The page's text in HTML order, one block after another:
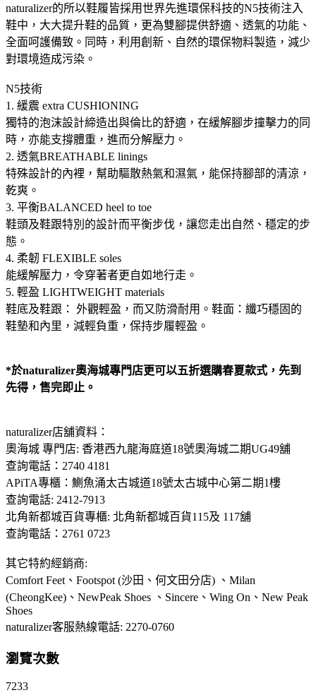
naturalizer的所以鞋履皆採用世界先進環保科技的N5技術注入
鞋中，大大提升鞋的品質，更為雙腳提供舒適、透氣的功能、
全面呵護備致。同時，利用創新、自然的環保物料製造，減少
對環境造成污染。
N5技術
1. 緩震 extra CUSHIONING
獨特的泡沫設計締造出與倫比的舒適，在緩解腳步撞擊力的同
時，亦能支撐體重，進而分解壓力。
2. 透氣BREATHABLE linings
特殊設計的內裡，幫助驅散熱氣和濕氣，能保持腳部的清涼，
乾爽。
3. 平衡BALANCED heel to toe
鞋頭及鞋跟特別的設計而平衡步伐，讓您走出自然、穩定的步
態。
4. 柔韌 FLEXIBLE soles
能緩解壓力，令穿著者更自如地行走。
5. 輕盈 LIGHTWEIGHT materials
鞋底及鞋跟： 外觀輕盈，而又防滑耐用。鞋面：纖巧穩固的
鞋墊和內里，減輕負重，保持步履輕盈。
*於naturalizer奧海城專門店更可以五折選購春夏款式，先到
先得，售完即止。
naturalizer店舖資料：
奧海城 專門店: 香港西九龍海庭道18號奧海城二期UG49舖
查詢電話：2740 4181
APiTA專櫃：鰂魚涌太古城道18號太古城中心第二期1樓
查詢電話: 2412-7913
北角新都城百貨專櫃: 北角新都城百貨115及 117舖
查詢電話：2761 0723
其它特約經銷商:
Comfort Feet、Footspot (沙田、何文田分店) 、Milan
(CheongKee)、NewPeak Shoes 、Sincere、Wing On、New Peak
Shoes
naturalizer客服熱線電話: 2270-0760
瀏覽次數
7233